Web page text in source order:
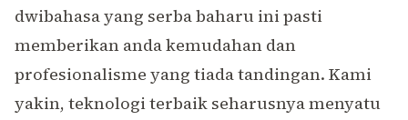
dwibahasa yang serba baharu ini pasti
memberikan anda kemudahan dan
profesionalisme yang tiada tandingan. Kami
yakin, teknologi terbaik seharusnya menyatu